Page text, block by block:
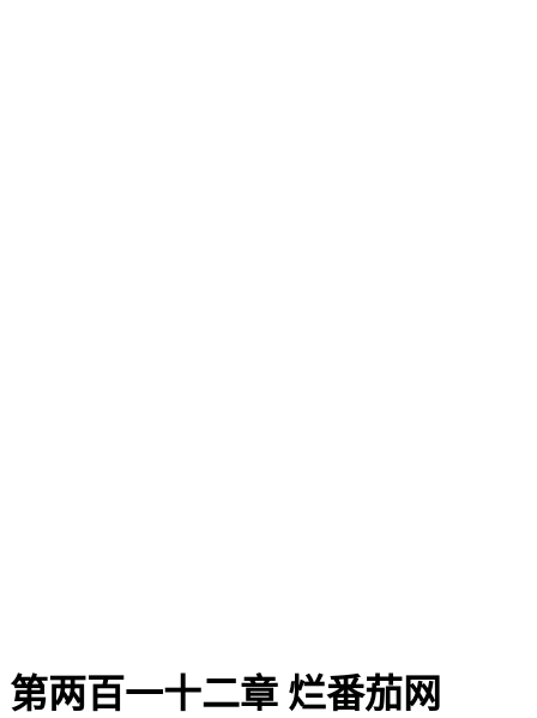
第两百一十二章 烂番茄网